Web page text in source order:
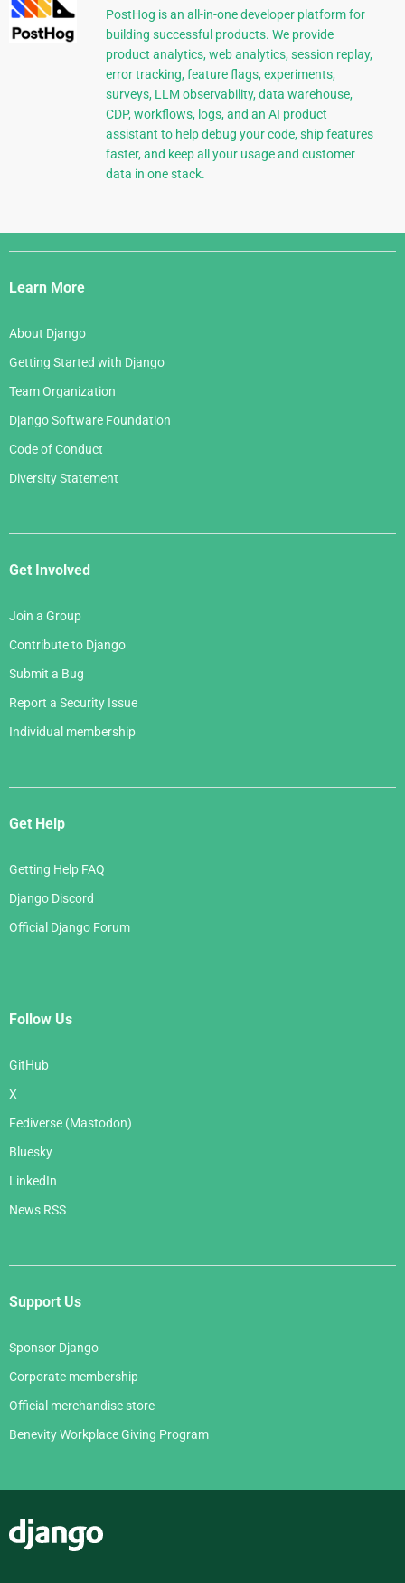
PostHog is an all-in-one developer platform for
building successful products. We provide
product analytics, web analytics, session replay,
error tracking, feature flags, experiments,
surveys, LLM observability, data warehouse,
CDP, workflows, logs, and an AI product
assistant to help debug your code, ship features
faster, and keep all your usage and customer
data in one stack.
Django
Links
Learn More
About Django
Getting Started with Django
Team Organization
Django Software Foundation
Code of Conduct
Diversity Statement
Get Involved
Join a Group
Contribute to Django
Submit a Bug
Report a Security Issue
Individual membership
Get Help
Getting Help FAQ
Django Discord
Official Django Forum
Follow Us
GitHub
X
Fediverse (Mastodon)
Bluesky
LinkedIn
News RSS
Support Us
Sponsor Django
Corporate membership
Official merchandise store
Benevity Workplace Giving Program